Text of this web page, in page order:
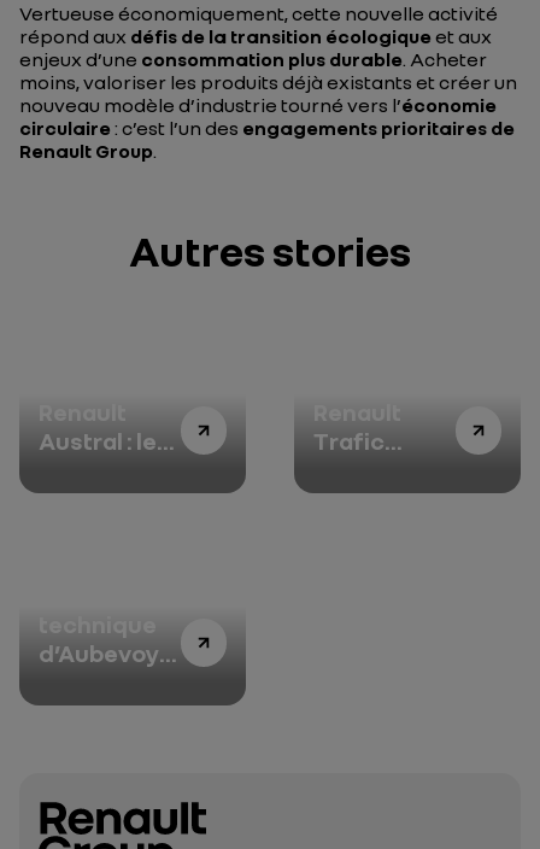
Vertueuse économiquement, cette nouvelle activité
répond aux défis de la transition écologique et aux
enjeux d’une consommation plus durable. Acheter
moins, valoriser les produits déjà existants et créer un
nouveau modèle d’industrie tourné vers l’économie
circulaire : c’est l’un des engagements prioritaires de
Renault Group.
Autres stories
Austral : le
qualité
Trafic
: le soleil est
d’Aubevoye
d’histoire(s)
automobile